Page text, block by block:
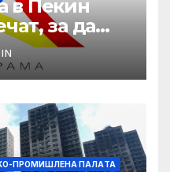
в Пекин
за да
на
ПРОМИШЛЕНА ПАЛAТА